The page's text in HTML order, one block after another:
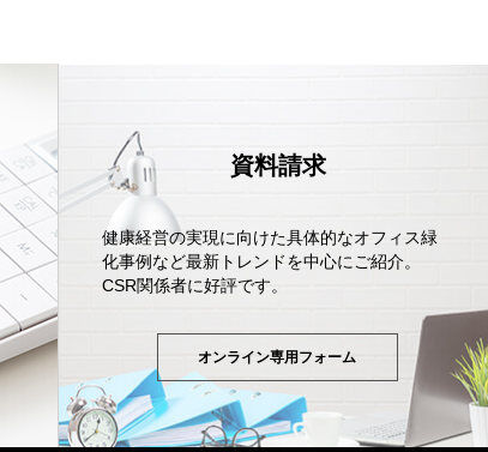
資料請求
健康経営の実現に向けた具体的なオフィス緑
化事例など最新トレンドを中心にご紹介。
CSR関係者に好評です。
オンライン専用フォーム